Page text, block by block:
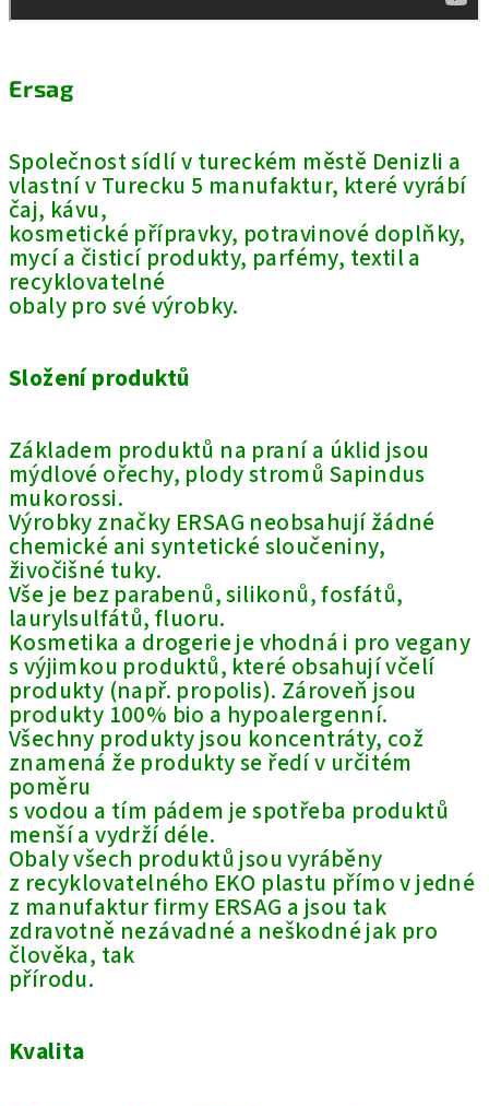
Ersag
Společnost sídlí v tureckém městě Denizli a
vlastní v Turecku 5 manufaktur, které vyrábí
čaj, kávu,
kosmetické přípravky, potravinové doplňky,
mycí a čisticí produkty, parfémy, textil a
recyklovatelné
obaly pro své výrobky.
Složení produktů
Základem produktů na praní a úklid jsou
mýdlové ořechy, plody stromů Sapindus
mukorossi.
Výrobky značky ERSAG neobsahují žádné
chemické ani syntetické sloučeniny,
živočišné tuky.
Vše je bez parabenů, silikonů, fosfátů,
laurylsulfátů, fluoru.
Kosmetika a drogerie je vhodná i pro vegany
s výjimkou produktů, které obsahují včelí
produkty (např. propolis). Zároveň jsou
produkty 100% bio a hypoalergenní.
Všechny produkty jsou koncentráty, což
znamená že produkty se ředí v určitém
poměru
s vodou a tím pádem je spotřeba produktů
menší a vydrží déle.
Obaly všech produktů jsou vyráběny
z recyklovatelného EKO plastu přímo v jedné
z manufaktur firmy ERSAG a jsou tak
zdravotně nezávadné a neškodné jak pro
člověka, tak
přírodu.
Kvalita